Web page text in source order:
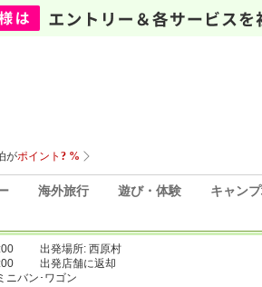
海外旅行 遊び・体験 キャン
出発場所: 西原村
出発店舗に返却
ニバン･ワゴン